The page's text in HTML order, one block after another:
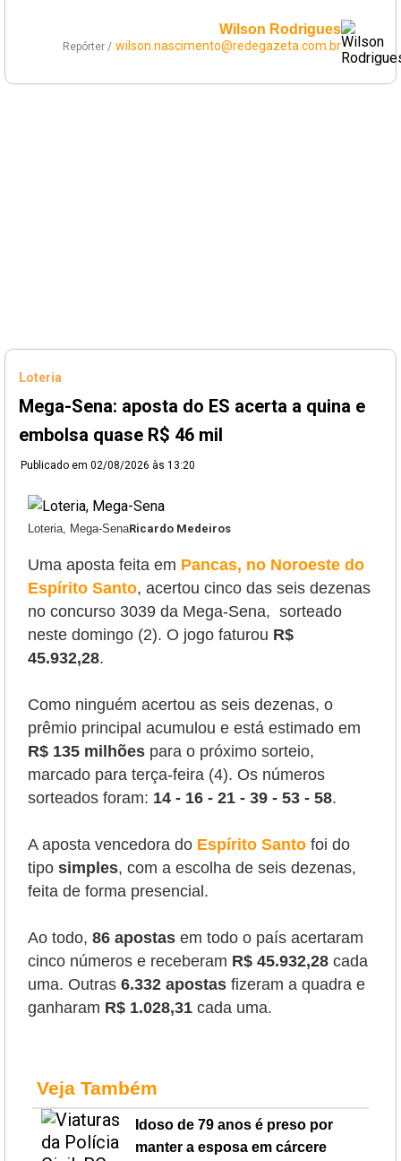
Wilson Rodrigues
Repórter / wilson.nascimento@redegazeta.com.br
Loteria
Mega-Sena: aposta do ES acerta a quina e
embolsa quase R$ 46 mil
Publicado em 02/08/2026 às 13:20
Loteria, Mega-SenaRicardo Medeiros
Uma aposta feita em Pancas, no Noroeste do
Espírito Santo, acertou cinco das seis dezenas
no concurso 3039 da Mega-Sena, sorteado
neste domingo (2). O jogo faturou R$
45.932,28.
Como ninguém acertou as seis dezenas, o
prêmio principal acumulou e está estimado em
R$ 135 milhões para o próximo sorteio,
marcado para terça-feira (4). Os números
sorteados foram: 14 - 16 - 21 - 39 - 53 - 58.
A aposta vencedora do Espírito Santo foi do
tipo simples, com a escolha de seis dezenas,
feita de forma presencial.
Ao todo, 86 apostas em todo o país acertaram
cinco números e receberam R$ 45.932,28 cada
uma. Outras 6.332 apostas fizeram a quadra e
ganharam R$ 1.028,31 cada uma.
Veja Também
Idoso de 79 anos é preso por
manter a esposa em cárcere